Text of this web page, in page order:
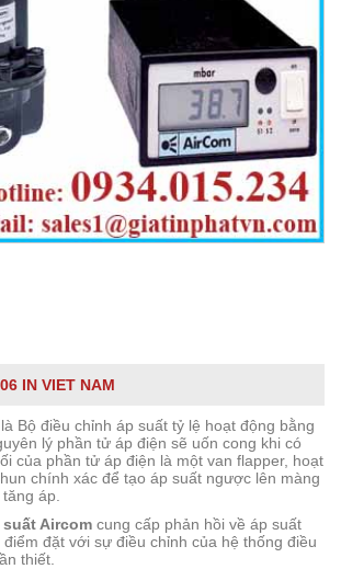
IN VIET NAM
là Bộ điều chỉnh áp suất tỷ lệ hoạt động bằng
lý phần tử áp điện sẽ uốn cong khi có
của phần tử áp điện là một van flapper, hoạt
chính xác để tạo áp suất ngược lên màng
áp.
Aircom cung cấp phản hồi về áp suất
đặt với sự điều chỉnh của hệ thống điều
thiết.